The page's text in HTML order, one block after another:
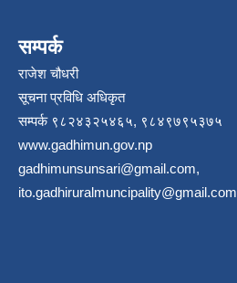
सम्पर्क
राजेश चौधरी
सूचना प्रविधि अधिकृत
सम्पर्क ९८२४३२५४६५, ९८४९७९५३७५
www.gadhimun.gov.np
gadhimunsunsari@gmail.com,
ito.gadhiruralmuncipality@gmail.com